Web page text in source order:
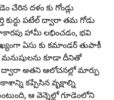
చేరిన దళం కు గోండ్లు
కుర్దు పటేల్‌ ద్వారా తమ గోడు
హామీ లభించడం, భవి
ఏసు కు కమాండర్‌ తుపాకీ
మనుషులను కూడా దీనితో
ద్వారా అతని ఆలోచనల్లో మార్పు
కప్పేసిన వృక్షాల్ని
ఆ వెన్నెల్లో గూడెంలోని